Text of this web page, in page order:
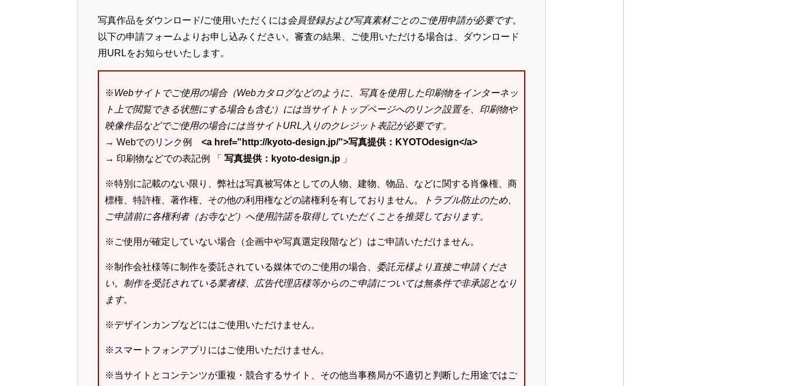
写真作品をダウンロード/ご使用いただくには会員登録および写真素材ごとのご使用申請が必要です。
以下の申請フォームよりお申し込みください。審査の結果、ご使用いただける場合は、ダウンロード
用URLをお知らせいたします。
※Webサイトでご使用の場合（Webカタログなどのように、写真を使用した印刷物をインターネッ
ト上で閲覧できる状態にする場合も含む）には当サイトトップページへのリンク設置を、印刷物や
映像作品などでご使用の場合には当サイトURL入りのクレジット表記が必要です。
→ Webでのリンク例 <a href="http://kyoto-design.jp/">写真提供：KYOTOdesign</a>
→ 印刷物などでの表記例 「 写真提供：kyoto-design.jp 」
※特別に記載のない限り、弊社は写真被写体としての人物、建物、物品、などに関する肖像権、商
標権、特許権、著作権、その他の利用権などの諸権利を有しておりません。
トラブル防止のため、
ご申請前に各権利者（お寺など）へ使用許諾を取得していただくことを推奨しております。
※ご使用が確定していない場合（企画中や写真選定段階など）はご申請いただけません。
※制作会社様等に制作を委託されている媒体でのご使用の場合、 委託元様より直接ご申請くださ
い。 制作を受託されている業者様、広告代理店様等からのご申請については無条件で非承認となり
ます。
※デザインカンプなどにはご使用いただけません。
※スマートフォンアプリにはご使用いただけません。
※当サイトとコンテンツが重複・競合するサイト、その他当事務局が不適切と判断した用途ではご